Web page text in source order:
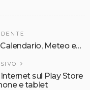
Meteo e…
sul Play Store
e tablet